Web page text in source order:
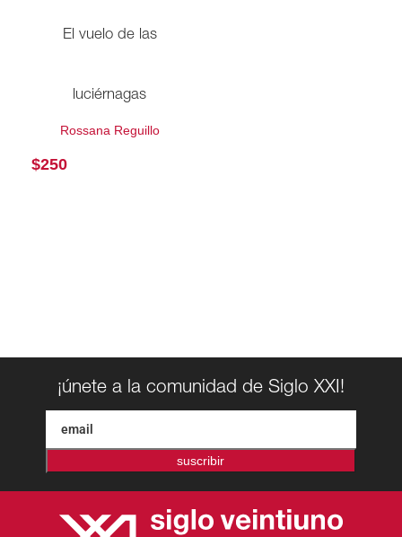
El vuelo de las
luciérnagas
Rossana Reguillo
$250
¡únete a la comunidad de Siglo XXI!
suscribir